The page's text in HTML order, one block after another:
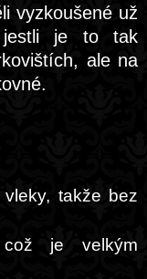
vyzkoušené už
jestli je to tak
ale na
takže bez
což je velkým